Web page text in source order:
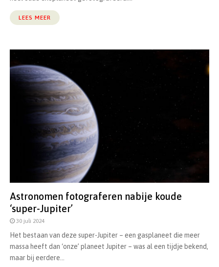
LEES MEER
Astronomen fotograferen nabije koude
‘super-Jupiter’
30 juli 2024
Het bestaan van deze super-Jupiter – een gasplaneet die meer
massa heeft dan ‘onze’ planeet Jupiter – was al een tijdje bekend,
maar bij eerdere...